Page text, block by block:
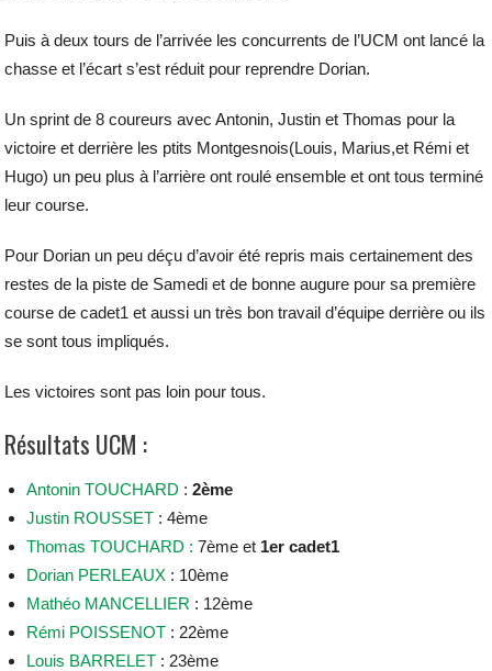
Puis à deux tours de l’arrivée les concurrents de l’UCM ont lancé la
chasse et l’écart s’est réduit pour reprendre Dorian.
Un sprint de 8 coureurs avec Antonin, Justin et Thomas pour la
victoire et derrière les ptits Montgesnois(Louis, Marius,et Rémi et
Hugo) un peu plus à l’arrière ont roulé ensemble et ont tous terminé
leur course.
Pour Dorian un peu déçu d’avoir été repris mais certainement des
restes de la piste de Samedi et de bonne augure pour sa première
course de cadet1 et aussi un très bon travail d’équipe derrière ou ils
se sont tous impliqués.
Les victoires sont pas loin pour tous.
Résultats UCM :
Antonin TOUCHARD :2ème
Justin ROUSSET : 4ème
Thomas TOUCHARD : 7ème et 1er cadet1
Dorian PERLEAUX : 10ème
Mathéo MANCELLIER : 12ème
Rémi POISSENOT : 22ème
Louis BARRELET : 23ème